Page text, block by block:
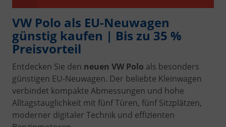
VW Polo als EU-Neuwagen
günstig kaufen | Bis zu 35 %
Preisvorteil
Entdecken Sie den neuen VW Polo als besonders
günstigen EU-Neuwagen. Der beliebte Kleinwagen
verbindet kompakte Abmessungen und hohe
Alltagstauglichkeit mit fünf Türen, fünf Sitzplätzen,
moderner digitaler Technik und effizienten